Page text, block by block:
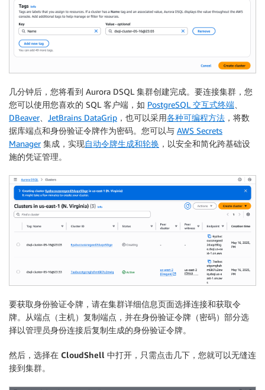
几分钟后，您将看到 Aurora DSQL 集群创建完成。要连接集群，您
您可以使用您喜欢的 SQL 客户端，如 PostgreSQL 交互式终端
DBeaver、 JetBrains DataGrip ，也可以采用各种可编程方法 ，将数
据库端点和身份验证令牌作为密码。您可以与 AWS Secrets
Manager集成，实现自动令牌生成和轮换 ，以安全和简化跨基础设
施的凭证管理。
要获取身份验证令牌，请在集群详细信息页面选择连接和获取令
牌。从端点（主机） 复制端点，并在身份验证令牌（密码） 部分选
择以管理员身份连接后复制生成的身份验证令牌。
然后，选择在 CloudShell 中打开 ，只需点击几下，您就可以无缝连
接到集群。